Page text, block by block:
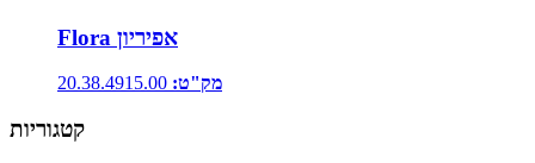
Flora אפיריון
מק"ט:
קטגוריות